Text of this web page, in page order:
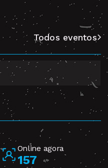
Todos eventos
Online agora
157